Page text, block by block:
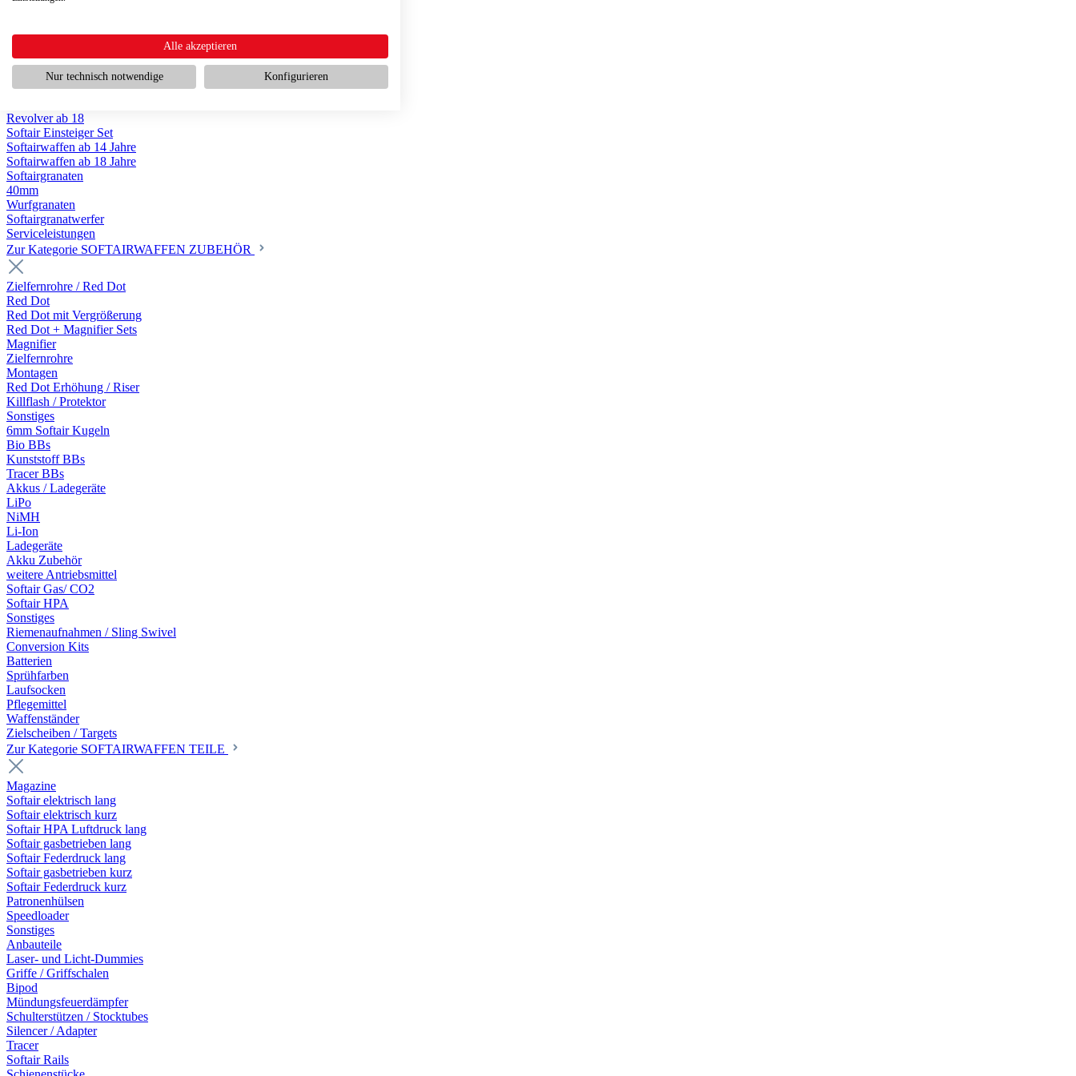
Scharfschützengewehr ab 18
Softair Pistolen
Softair Pistolen elektrisch ab 14
Softair Pistolen Federdruck ab 14
Softair Pistolen HPA Luftdruck ab 18
Revolver ab 18
Softair Einsteiger Set
Softairwaffen ab 14 Jahre
Softairwaffen ab 18 Jahre
Softairgranaten
40mm
Wurfgranaten
Softairgranatwerfer
Serviceleistungen
Zur Kategorie SOFTAIRWAFFEN ZUBEHÖR
Zielfernrohre / Red Dot
Red Dot
Red Dot mit Vergrößerung
Red Dot + Magnifier Sets
Magnifier
Zielfernrohre
Montagen
Red Dot Erhöhung / Riser
Killflash / Protektor
Sonstiges
6mm Softair Kugeln
Bio BBs
Kunststoff BBs
Tracer BBs
Akkus / Ladegeräte
LiPo
NiMH
Li-Ion
Ladegeräte
Akku Zubehör
weitere Antriebsmittel
Softair Gas/ CO2
Softair HPA
Sonstiges
Riemenaufnahmen / Sling Swivel
Conversion Kits
Batterien
Sprühfarben
Laufsocken
Pflegemittel
Waffenständer
Zielscheiben / Targets
Zur Kategorie SOFTAIRWAFFEN TEILE
Magazine
Softair elektrisch lang
Softair elektrisch kurz
Softair HPA Luftdruck lang
Softair gasbetrieben lang
Softair Federdruck lang
Softair gasbetrieben kurz
Softair Federdruck kurz
Patronenhülsen
Speedloader
Sonstiges
Anbauteile
Laser- und Licht-Dummies
Griffe / Griffschalen
Bipod
Mündungsfeuerdämpfer
Schulterstützen / Stocktubes
Silencer / Adapter
Tracer
Softair Rails
Alle akzeptieren
Nur technisch notwendige Konfigurieren